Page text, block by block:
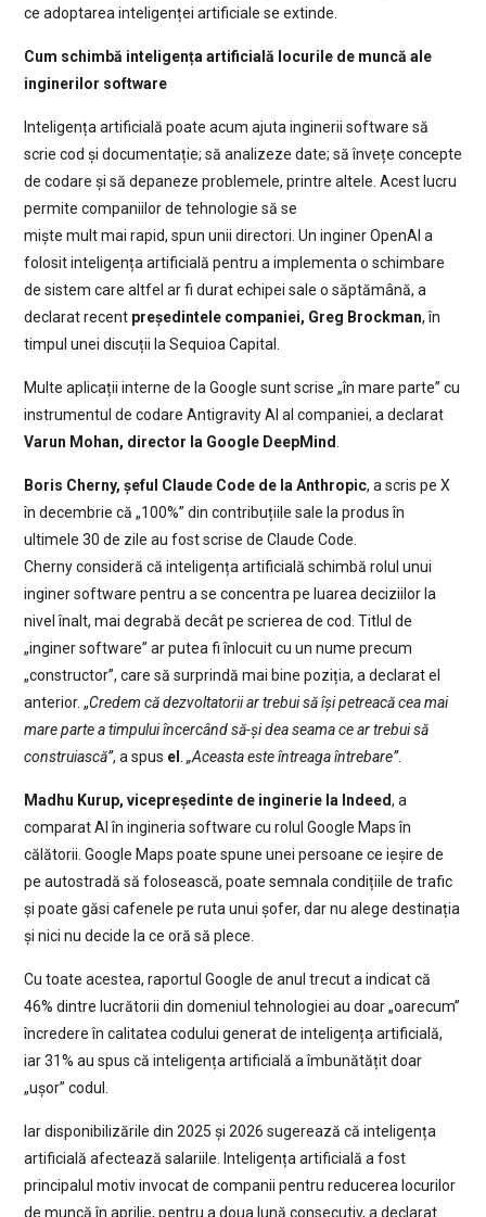
ce adoptarea inteligenței artificiale se extinde.
Cum schimbă inteligența artificială locurile de muncă ale
inginerilor software
Inteligența artificială poate acum ajuta inginerii software să
scrie cod și documentație; să analizeze date; să învețe concepte
de codare și să depaneze problemele, printre altele. Acest lucru
permite companiilor de tehnologie să se
miște mult mai rapid, spun unii directori. Un inginer OpenAI a
folosit inteligența artificială pentru a implementa o schimbare
de sistem care altfel ar fi durat echipei sale o săptămână, a
declarat recent președintele companiei, Greg Brockman, în
timpul unei discuții la Sequioa Capital.
Multe aplicații interne de la Google sunt scrise „în mare parte” cu
instrumentul de codare Antigravity AI al companiei, a declarat
Varun Mohan, director la Google DeepMind
Boris Cherny, șeful Claude Code de la Anthropic, a scris pe X
în decembrie că „100%” din contribuțiile sale la produs în
ultimele 30 de zile au fost scrise de Claude Code.
Cherny consideră că inteligența artificială schimbă rolul unui
inginer software pentru a se concentra pe luarea deciziilor la
nivel înalt, mai degrabă decât pe scrierea de cod. Titlul de
„inginer software” ar putea fi înlocuit cu un nume precum
„constructor”, care să surprindă mai bine poziția, a declarat el
anterior. „Credem că dezvoltatorii ar trebui să își petreacă cea mai
mare parte a timpului încercând să-și dea seama ce ar trebui să
construiască”, a spus el „Aceasta este întreaga întrebare”.
Madhu Kurup, vicepreședinte de inginerie la Indeed, a
comparat AI în ingineria software cu rolul Google Maps în
călătorii. Google Maps poate spune unei persoane ce ieșire de
pe autostradă să folosească, poate semnala condițiile de trafic
și poate găsi cafenele pe ruta unui șofer, dar nu alege destinația
și nici nu decide la ce oră să plece.
Cu toate acestea, raportul Google de anul trecut a indicat că
46% dintre lucrătorii din domeniul tehnologiei au doar „oarecum”
încredere în calitatea codului generat de inteligența artificială,
iar 31% au spus că inteligența artificială a îmbunătățit doar
„ușor” codul.
Iar disponibilizările din 2025 și 2026 sugerează că inteligența
artificială afectează salariile. Inteligența artificială a fost
principalul motiv invocat de companii pentru reducerea locurilor
de muncă în aprilie, pentru a doua lună consecutiv, a declarat